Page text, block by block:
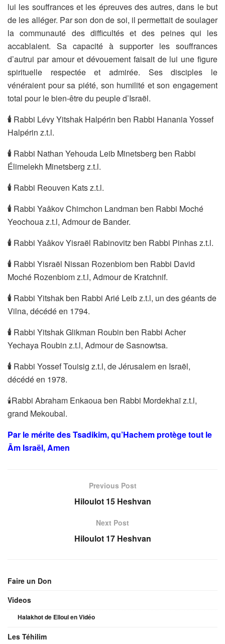
lui les souffrances et les épreuves des autres, dans le but
de les alléger. Par son don de soi, il permettait de soulager
la communauté des difficultés et des peines qui les
accablaient. Sa capacité à supporter les souffrances
d’autrui par amour et dévouement faisait de lui une figure
spirituelle respectée et admirée. Ses disciples le
vénéraient pour sa piété, son humilité et son engagement
total pour le bien-être du peuple d’Israël.
🕯 Rabbi Lévy Yitshak Halpérin ben Rabbi Hanania Yossef
Halpérin z.t.l.
🕯 Rabbi Nathan Yehouda Leib Minetsberg ben Rabbi
Élimelekh Minetsberg z.t.l.
🕯 Rabbi Reouven Kats z.t.l.
🕯 Rabbi Yaâkov Chimchon Landman ben Rabbi Moché
Yeochoua z.t.l, Admour de Bander.
🕯 Rabbi Yaâkov Yisraël Rabinovitz ben Rabbi Pinhas z.t.l.
🕯 Rabbi Yisraël Nissan Rozenbiom ben Rabbi David
Moché Rozenbiom z.t.l, Admour de Kratchnif.
🕯 Rabbi Yitshak ben Rabbi Arié Leib z.t.l, un des géants de
Vilna, décédé en 1794.
🕯 Rabbi Yitshak Glikman Roubin ben Rabbi Acher
Yechaya Roubin z.t.l, Admour de Sasnowtsa.
🕯 Rabbi Yossef Touisig z.t.l, de Jérusalem en Israël,
décédé en 1978.
🕯Rabbi Abraham Enkaoua ben Rabbi Mordekhaï z.t.l,
grand Mekoubal.
Par le mérite des Tsadikim, qu’Hachem protège tout le
Âm Israël, Amen
Previous Post
Hiloulot 15 Heshvan
Next Post
Hiloulot 17 Heshvan
Faire un Don
Videos
Halakhot de Elloul en Vidéo
Les Téhilim